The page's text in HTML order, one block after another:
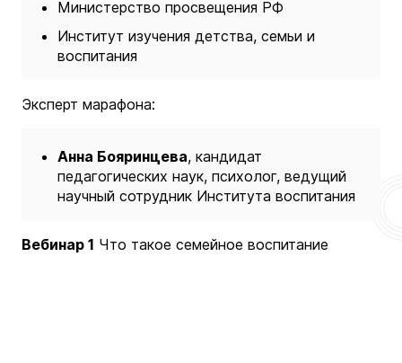
Министерство просвещения РФ
Институт изучения детства, семьи и
воспитания
Эксперт марафона:
Анна Бояринцева, кандидат
педагогических наук, психолог, ведущий
научный сотрудник Института воспитания
Вебинар 1 Что такое семейное воспитание